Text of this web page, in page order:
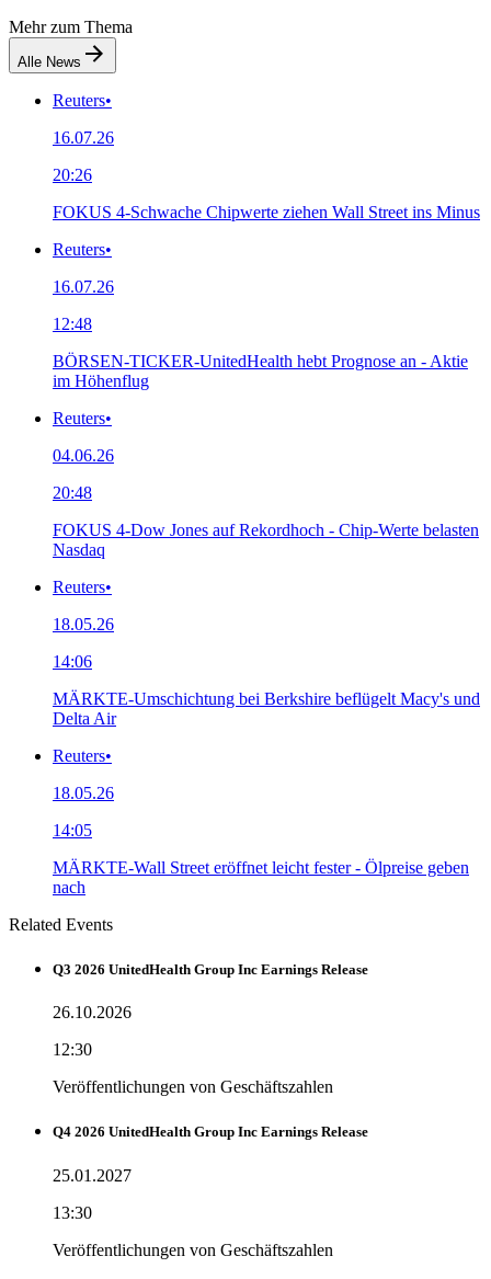
Mehr zum Thema
Alle News
Reuters•
16.07.26
20:26
FOKUS 4-Schwache Chipwerte ziehen Wall Street ins Minus
Reuters•
16.07.26
12:48
BÖRSEN-TICKER-UnitedHealth hebt Prognose an - Aktie
im Höhenflug
Reuters•
04.06.26
20:48
FOKUS 4-Dow Jones auf Rekordhoch - Chip-Werte belasten
Nasdaq
Reuters•
18.05.26
14:06
MÄRKTE-Umschichtung bei Berkshire beflügelt Macy's und
Delta Air
Reuters•
18.05.26
14:05
MÄRKTE-Wall Street eröffnet leicht fester - Ölpreise geben
nach
Related Events
Q3 2026 UnitedHealth Group Inc Earnings Release
26.10.2026
12:30
Veröffentlichungen von Geschäftszahlen
Q4 2026 UnitedHealth Group Inc Earnings Release
25.01.2027
13:30
Veröffentlichungen von Geschäftszahlen